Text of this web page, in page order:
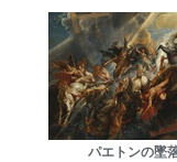
パエトンの墜